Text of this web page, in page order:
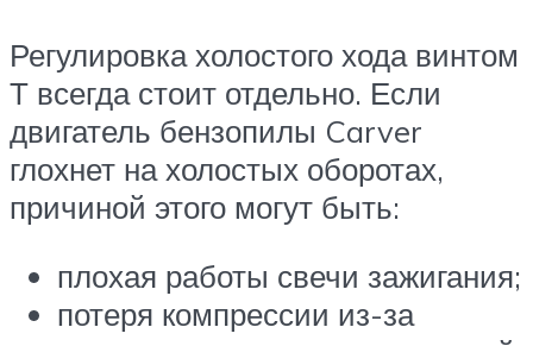
Регулировка холостого хода винтом
Т всегда стоит отдельно. Если
двигатель бензопилы Carver
глохнет на холостых оборотах,
причиной этого могут быть:
плохая работы свечи зажигания;
потеря компрессии из-за